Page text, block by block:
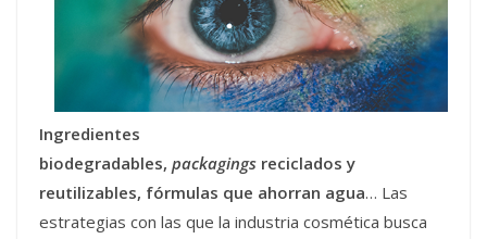
Ingredientes
biodegradables, packagings reciclados y
reutilizables, fórmulas que ahorran agua… Las
estrategias con las que la industria cosmética busca